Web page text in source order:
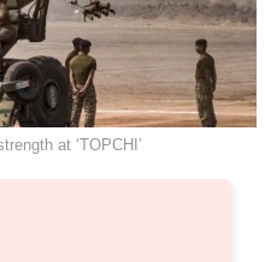
at ‘TOPCHI’
Artillery on Tuesday